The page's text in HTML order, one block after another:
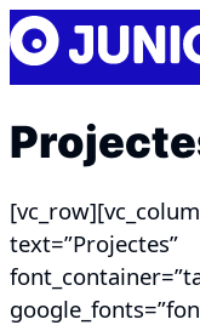
Skip
to
content
Junior
Report
text=”Projectes”